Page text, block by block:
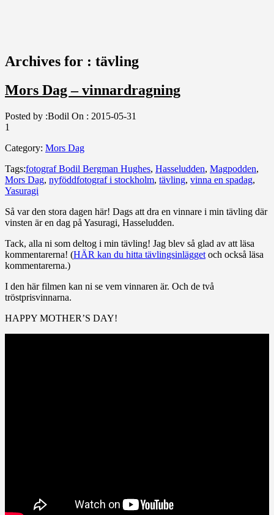
Archives for : tävling
Mors Dag – vinnardragning
Posted by :Bodil On : 2015-05-31
1
Category: Mors Dag
Tags:fotograf Bodil Bergman Hughes, Hasseludden, Magpodden,
Mors Dag, nyföddfotograf i stockholm, tävling, vinna en spadag,
Yasuragi
Så var den stora dagen här! Dags att dra en vinnare i min tävling där
vinsten är en dag på Yasuragi, Hasseludden.
Tack, alla ni som deltog i min tävling! Jag blev så glad av att läsa
kommentarerna! (HÄR kan du hitta tävlingsinlägget och också läsa
kommentarerna.)
I den här filmen kan ni se vem vinnaren är. Och de två
tröstprisvinnarna.
HAPPY MOTHER’S DAY!